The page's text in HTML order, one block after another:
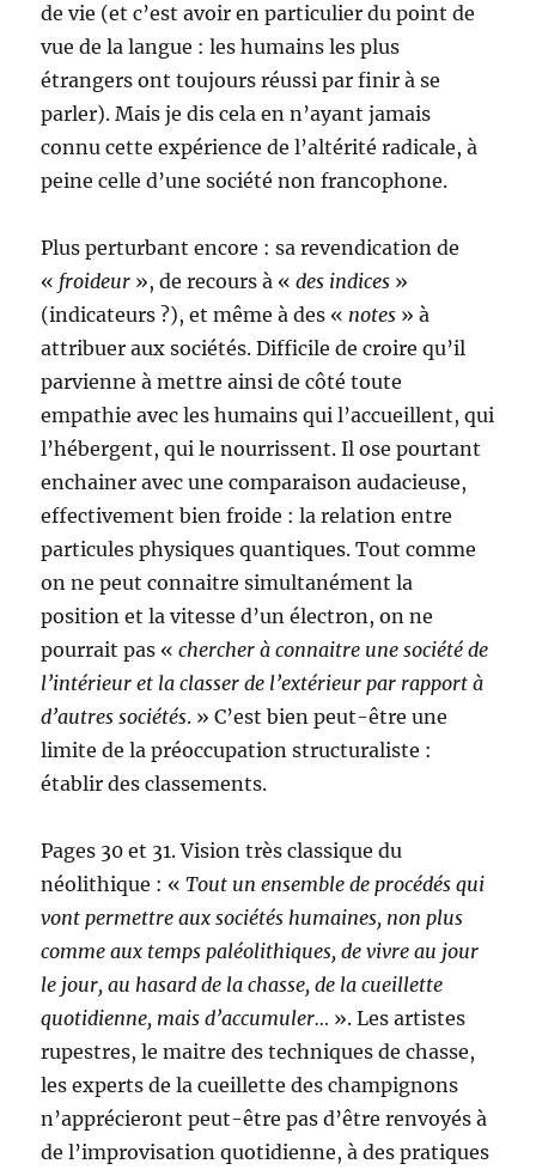
de vie (et c’est avoir en particulier du point de
vue de la langue : les humains les plus
étrangers ont toujours réussi par finir à se
parler). Mais je dis cela en n’ayant jamais
connu cette expérience de l’altérité radicale, à
peine celle d’une société non francophone.
Plus perturbant encore : sa revendication de
« froideur », de recours à «des indices »
(indicateurs ?), et même à des « notes » à
attribuer aux sociétés. Difficile de croire qu’il
parvienne à mettre ainsi de côté toute
empathie avec les humains qui l’accueillent, qui
l’hébergent, qui le nourrissent. Il ose pourtant
enchainer avec une comparaison audacieuse,
effectivement bien froide : la relation entre
particules physiques quantiques. Tout comme
on ne peut connaitre simultanément la
position et la vitesse d’un électron, on ne
pourrait pas «chercher à connaitre une société de
l’intérieur et la classer de l’extérieur par rapport à
d’autres sociétés. » C’est bien peut-être une
limite de la préoccupation structuraliste :
établir des classements.
Pages 30 et 31. Vision très classique du
néolithique : «Tout un ensemble de procédés qui
vont permettre aux sociétés humaines, non plus
comme aux temps paléolithiques, de vivre au jour
le jour, au hasard de la chasse, de la cueillette
quotidienne, mais d’accumuler… ». Les artistes
rupestres, le maitre des techniques de chasse,
les experts de la cueillette des champignons
n’apprécieront peut-être pas d’être renvoyés à
de l’improvisation quotidienne, à des pratiques